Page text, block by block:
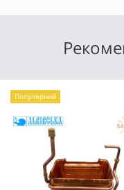
Популярний